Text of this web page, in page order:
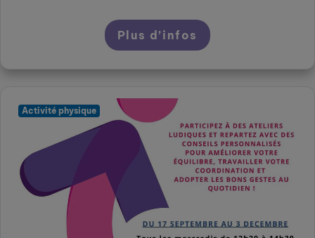
Plus d’infos
Activité physique